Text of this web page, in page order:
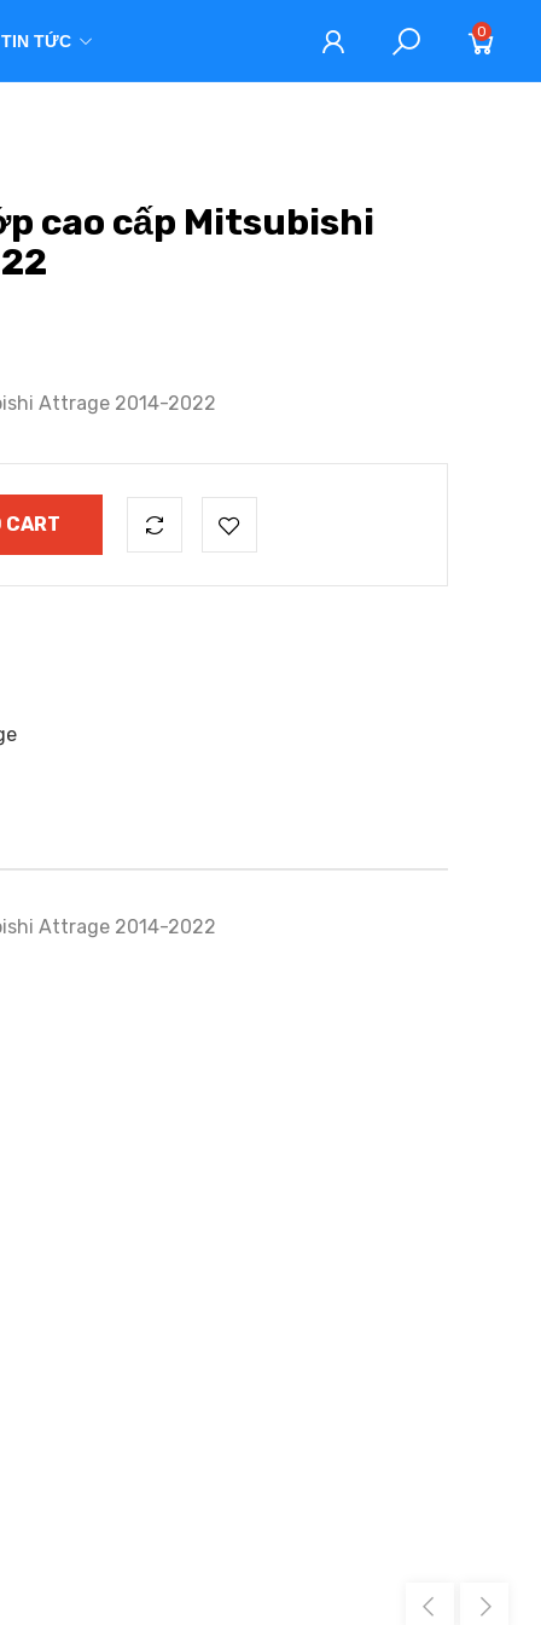
TIN TỨC 0
cao cấp Mitsubishi
Attrage 2014-2022
CART
Attrage 2014-2022